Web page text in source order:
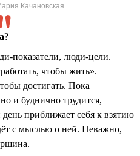
Качановская
?
показатели, люди-цели.
чтобы жить».
достигать. Пока
и буднично трудится,
приближает себя к взятию
с мыслью о ней. Неважно,